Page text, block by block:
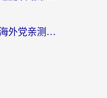
香港优酷地区限制怎么办？海外党亲测有效的追剧解决方案